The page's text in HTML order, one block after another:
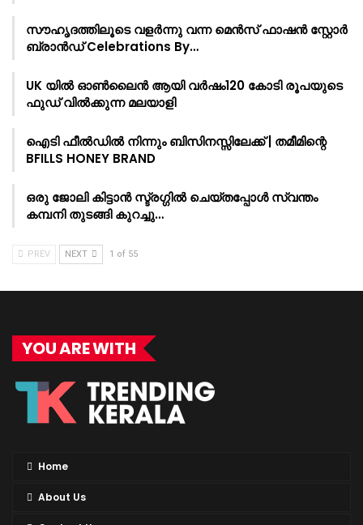
സൗഹൃദത്തിലൂടെ വളർന്നു വന്ന മെൻസ് ഫാഷൻ സ്റ്റോർ
ബ്രാൻഡ് Celebrations By…
UK യിൽ ഓൺലൈൻ ആയി വർഷം120 കോടി രൂപയുടെ
ഫുഡ് വിൽക്കുന്ന മലയാളി
ഐടി ഫീൽഡിൽ നിന്നും ബിസിനസ്സിലേക്ക് | തമീമിന്റെ
BFILLS HONEY BRAND
ഒരു ജോലി കിട്ടാൻ സ്ട്രഗ്ഗിൽ ചെയ്തപ്പോൾ സ്വന്തം
കമ്പനി തുടങ്ങി കുറച്ചു…
PREV NEXT 1 of 55
YOU ARE WITH
Home
About Us